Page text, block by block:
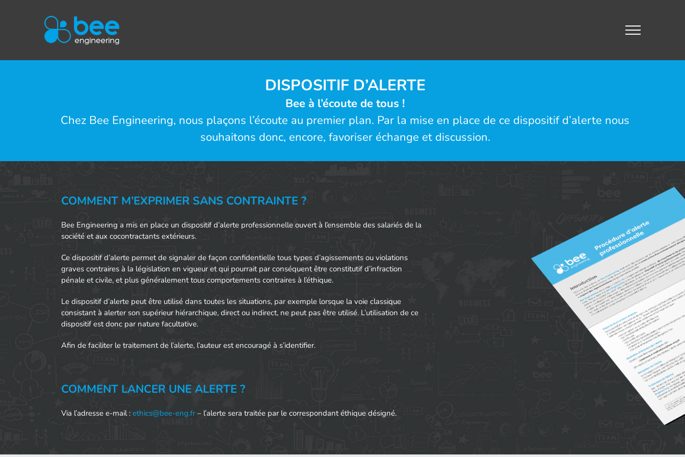
DISPOSITIF D’ALERTE
Bee à l’écoute de tous !
Chez Bee Engineering, nous plaçons l’écoute au premier plan. Par la mise en place de ce dispositif d’alerte nous
souhaitons donc, encore, favoriser échange et discussion.
COMMENT M’EXPRIMER SANS CONTRAINTE ?
Bee Engineering a mis en place un dispositif d’alerte professionnelle ouvert à l’ensemble des salariés de la
société et aux cocontractants extérieurs.
Ce dispositif d’alerte permet de signaler de façon confidentielle tous types d’agissements ou violations
graves contraires à la législation en vigueur et qui pourrait par conséquent être constitutif d’infraction
pénale et civile, et plus généralement tous comportements contraires à l’éthique.
Le dispositif d’alerte peut être utilisé dans toutes les situations, par exemple lorsque la voie classique
consistant à alerter son supérieur hiérarchique, direct ou indirect, ne peut pas être utilisé. L’utilisation de ce
dispositif est donc par nature facultative.
Afin de faciliter le traitement de l’alerte, l’auteur est encouragé à s’identifier.
COMMENT LANCER UNE ALERTE ?
Via l’adresse e-mail : ethics@bee-eng.fr – l’alerte sera traitée par le correspondant éthique désigné.